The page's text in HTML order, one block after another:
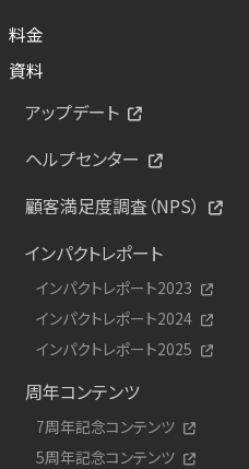
料金
資料
アップデート
ヘルプセンター
顧客満足度調査（NPS）
インパクトレポート
インパクトレポート2023
インパクトレポート2024
インパクトレポート2025
周年コンテンツ
7周年記念コンテンツ
5周年記念コンテンツ